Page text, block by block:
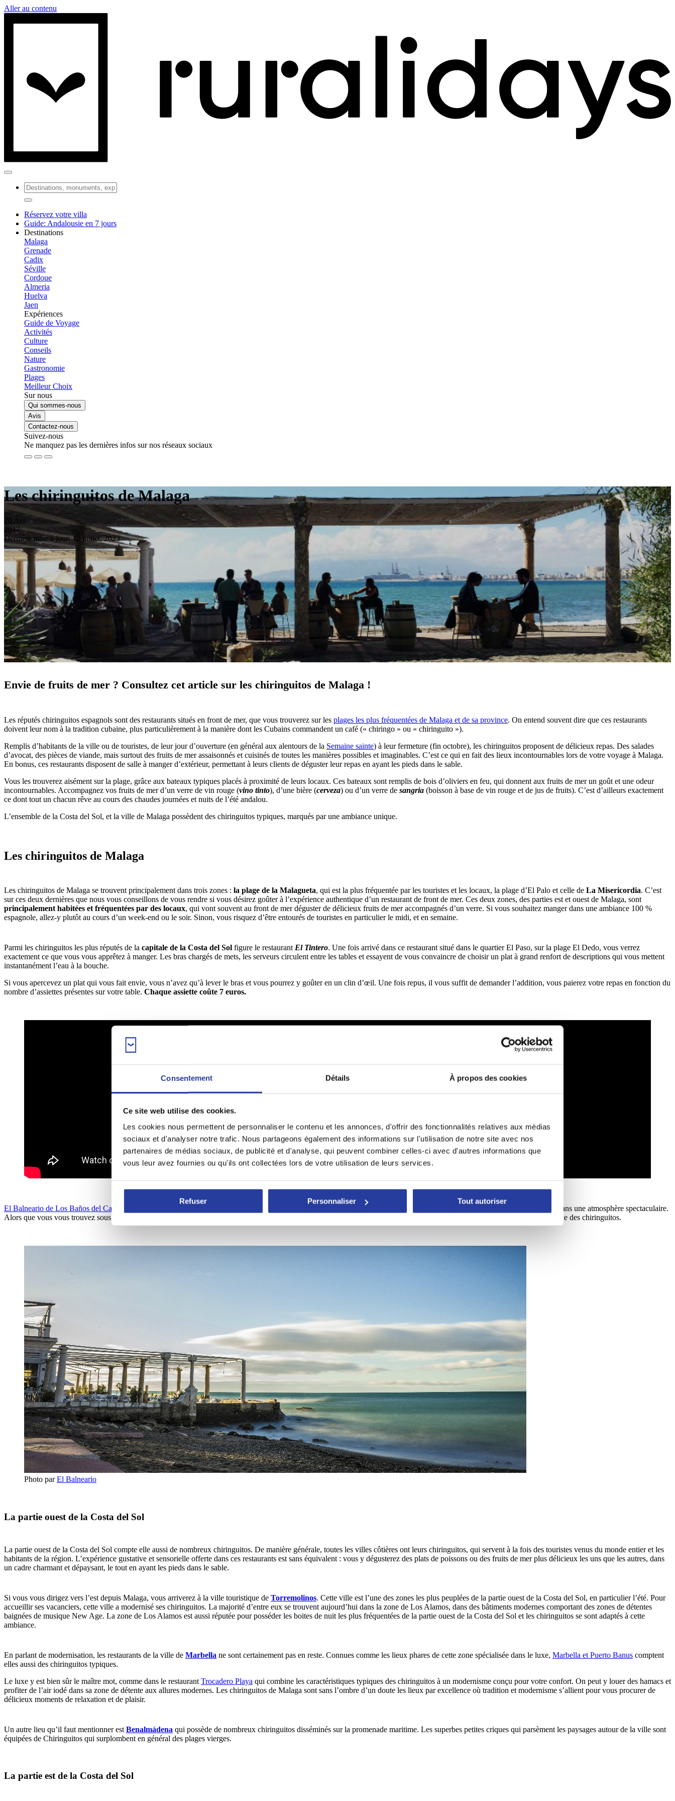
Consentement Détails À propos des cookies
Ce site web utilise des cookies.
Les cookies nous permettent de personnaliser le contenu et les annonces, d'offrir des fonctionnalités relatives aux médias
sociaux et d'analyser notre trafic. Nous partageons également des informations sur l'utilisation de notre site avec nos
partenaires de médias sociaux, de publicité et d'analyse, qui peuvent combiner celles-ci avec d'autres informations que
vous leur avez fournies ou qu'ils ont collectées lors de votre utilisation de leurs services.
Refuser Personnaliser Tout autoriser
Aller au contenu
Réservez votre villa
Guide: Andalousie en 7 jours
Destinations
Malaga
Grenade
Cadix
Séville
Cordoue
Almeria
Huelva
Jaen
Expériences
Guide de Voyage
Activités
Culture
Conseils
Nature
Gastronomie
Plages
Meilleur Choix
Sur nous
Qui sommes-nous
Avis
Contactez-nous
Suivez-nous
Ne manquez pas les dernières infos sur nos réseaux sociaux
Les chiringuitos de Malaga
Avr
2017
Dernière mise à jour: 12 juillet, 2023
Envie de fruits de mer ? Consultez cet article sur les chiringuitos de Malaga !
Les réputés chiringuitos espagnols sont des restaurants situés en front de mer, que vous trouverez sur les plages les plus fréquentées de Malaga et de sa province. On entend souvent dire que ces restaurants
doivent leur nom à la tradition cubaine, plus particulièrement à la manière dont les Cubains commandent un café (« chiringo » ou « chiringuito »).
Remplis d’habitants de la ville ou de touristes, de leur jour d’ouverture (en général aux alentours de la Semaine sainte) à leur fermeture (fin octobre), les chiringuitos proposent de délicieux repas. Des salades
d’avocat, des pièces de viande, mais surtout des fruits de mer assaisonnés et cuisinés de toutes les manières possibles et imaginables. C’est ce qui en fait des lieux incontournables lors de votre voyage à Malaga.
En bonus, ces restaurants disposent de salle à manger d’extérieur, permettant à leurs clients de déguster leur repas en ayant les pieds dans le sable.
Vous les trouverez aisément sur la plage, grâce aux bateaux typiques placés à proximité de leurs locaux. Ces bateaux sont remplis de bois d’oliviers en feu, qui donnent aux fruits de mer un goût et une odeur
incontournables. Accompagnez vos fruits de mer d’un verre de vin rouge (vino tinto), d’une bière (cerveza) ou d’un verre de sangria (boisson à base de vin rouge et de jus de fruits). C’est d’ailleurs exactement
ce dont tout un chacun rêve au cours des chaudes journées et nuits de l’été andalou.
L’ensemble de la Costa del Sol, et la ville de Malaga possèdent des chiringuitos typiques, marqués par une ambiance unique.
Les chiringuitos de Malaga
Les chiringuitos de Malaga se trouvent principalement dans trois zones : la plage de la Malagueta, qui est la plus fréquentée par les touristes et les locaux, la plage d’El Palo et celle de La Misericordia. C’est
sur ces deux dernières que nous vous conseillons de vous rendre si vous désirez goûter à l’expérience authentique d’un restaurant de front de mer. Ces deux zones, des parties est et ouest de Malaga, sont
principalement habitées et fréquentées par des locaux, qui vont souvent au front de mer déguster de délicieux fruits de mer accompagnés d’un verre. Si vous souhaitez manger dans une ambiance 100 %
espagnole, allez-y plutôt au cours d’un week-end ou le soir. Sinon, vous risquez d’être entourés de touristes en particulier le midi, et en semaine.
Parmi les chiringuitos les plus réputés de la capitale de la Costa del Sol figure le restaurant El Tintero. Une fois arrivé dans ce restaurant situé dans le quartier El Paso, sur la plage El Dedo, vous verrez
exactement ce que vous vous apprêtez à manger. Les bras chargés de mets, les serveurs circulent entre les tables et essayent de vous convaincre de choisir un plat à grand renfort de descriptions qui vous mettent
instantanément l’eau à la bouche.
Si vous apercevez un plat qui vous fait envie, vous n’avez qu’à lever le bras et vous pourrez y goûter en un clin d’œil. Une fois repus, il vous suffit de demander l’addition, vous paierez votre repas en fonction du
nombre d’assiettes présentes sur votre table. Chaque assiette coûte 7 euros.
El Balneario de Los Baños del Carmen
est un autre restaurant qui mérite le détour. Situé dans la zone du même nom, au bout du quartier El Palo, ce restaurant vous accueillera dans une atmosphère spectaculaire.
Alors que vous vous trouvez sous son porche, vous pourrez toucher les fruits de mer amenés par les vagues. L’ambiance iodée qui règne dans ce restaurant est absolument typique des chiringuitos.
Photo parEl Balneario
La partie ouest de la Costa del Sol
La partie ouest de la Costa del Sol compte elle aussi de nombreux chiringuitos. De manière générale, toutes les villes côtières ont leurs chiringuitos, qui servent à la fois des touristes venus du monde entier et les
habitants de la région. L’expérience gustative et sensorielle offerte dans ces restaurants est sans équivalent : vous y dégusterez des plats de poissons ou des fruits de mer plus délicieux les uns que les autres, dans
un cadre charmant et dépaysant, le tout en ayant les pieds dans le sable.
Si vous vous dirigez vers l’est depuis Malaga, vous arriverez à la ville touristique de Torremolinos. Cette ville est l’une des zones les plus peuplées de la partie ouest de la Costa del Sol, en particulier l’été. Pour
accueillir ses vacanciers, cette ville a modernisé ses chiringuitos. La majorité d’entre eux se trouvent aujourd’hui dans la zone de Los Alamos, dans des bâtiments modernes comportant des zones de détentes
baignées de musique New Age. La zone de Los Alamos est aussi réputée pour posséder les boites de nuit les plus fréquentées de la partie ouest de la Costa del Sol et les chiringuitos se sont adaptés à cette
ambiance.
En parlant de modernisation, les restaurants de la ville de Marbella ne sont certainement pas en reste. Connues comme les lieux phares de cette zone spécialisée dans le luxe, Marbella et Puerto Banus comptent
elles aussi des chiringuitos typiques.
Le luxe y est bien sûr le maître mot, comme dans le restaurant Trocadero Playa qui combine les caractéristiques typiques des chiringuitos à un modernisme conçu pour votre confort. On peut y louer des hamacs et
profiter de l’air iodé dans sa zone de détente aux allures modernes. Les chiringuitos de Malaga sont sans l’ombre d’un doute les lieux par excellence où tradition et modernisme s’allient pour vous procurer de
délicieux moments de relaxation et de plaisir.
Un autre lieu qu’il faut mentionner est Benalmádena qui possède de nombreux chiringuitos disséminés sur la promenade maritime. Les superbes petites criques qui parsèment les paysages autour de la ville sont
équipées de Chiringuitos qui surplombent en général des plages vierges.
La partie est de la Costa del Sol